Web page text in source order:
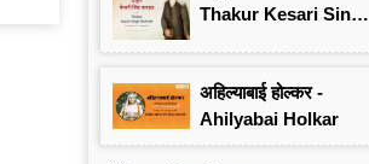
Thakur Kesari Singh
अहिल्याबाई होल्कर -
Ahilyabai Holkar